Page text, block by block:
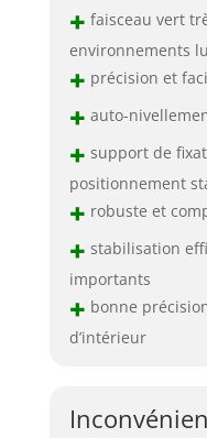
+ faisceau vert
environnements
+ précision et
+ auto-
+ support de
positionnement
+ robuste et
+ stabilisation
importants
+ bonne
d’intérieur